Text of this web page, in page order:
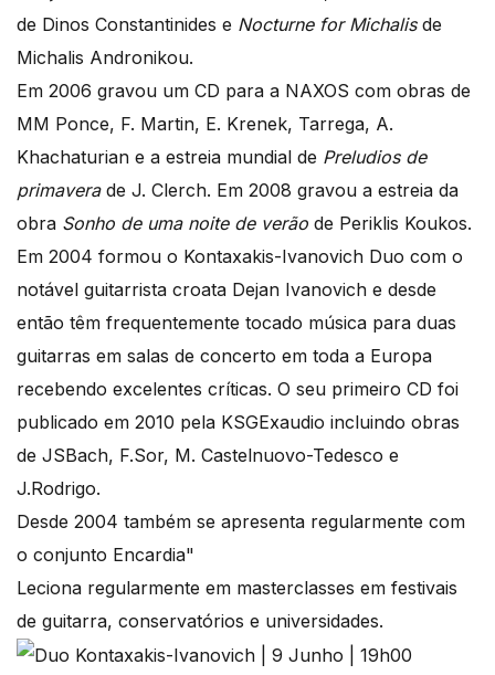
de Dinos Constantinides e Nocturne for Michalisde
Michalis Andronikou.
Em 2006 gravou um CD para a NAXOS com obras de
MM Ponce, F. Martin, E. Krenek, Tarrega, A.
Khachaturian e a estreia mundial de Preludios de
primaverade J. Clerch. Em 2008 gravou a estreia da
obra Sonho de uma noite de verão de Periklis Koukos.
Em 2004 formou o Kontaxakis-Ivanovich Duo com o
notável guitarrista croata Dejan Ivanovich e desde
então têm frequentemente tocado música para duas
guitarras em salas de concerto em toda a Europa
recebendo excelentes críticas. O seu primeiro CD foi
publicado em 2010 pela KSGExaudio incluindo obras
de JSBach, F.Sor, M. Castelnuovo-Tedesco e
J.Rodrigo.
Desde 2004 também se apresenta regularmente com
o conjunto Encardia"
Leciona regularmente em masterclasses em festivais
de guitarra, conservatórios e universidades.